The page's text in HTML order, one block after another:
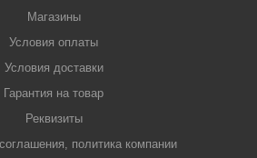
Магазины
Условия оплаты
Условия доставки
Гарантия на товар
Реквизиты
политика компании